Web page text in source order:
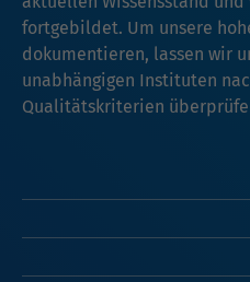
fortgebildet. Um unsere
dokumentieren, lassen wir
unabhängigen Instituten
Qualitätskriterien